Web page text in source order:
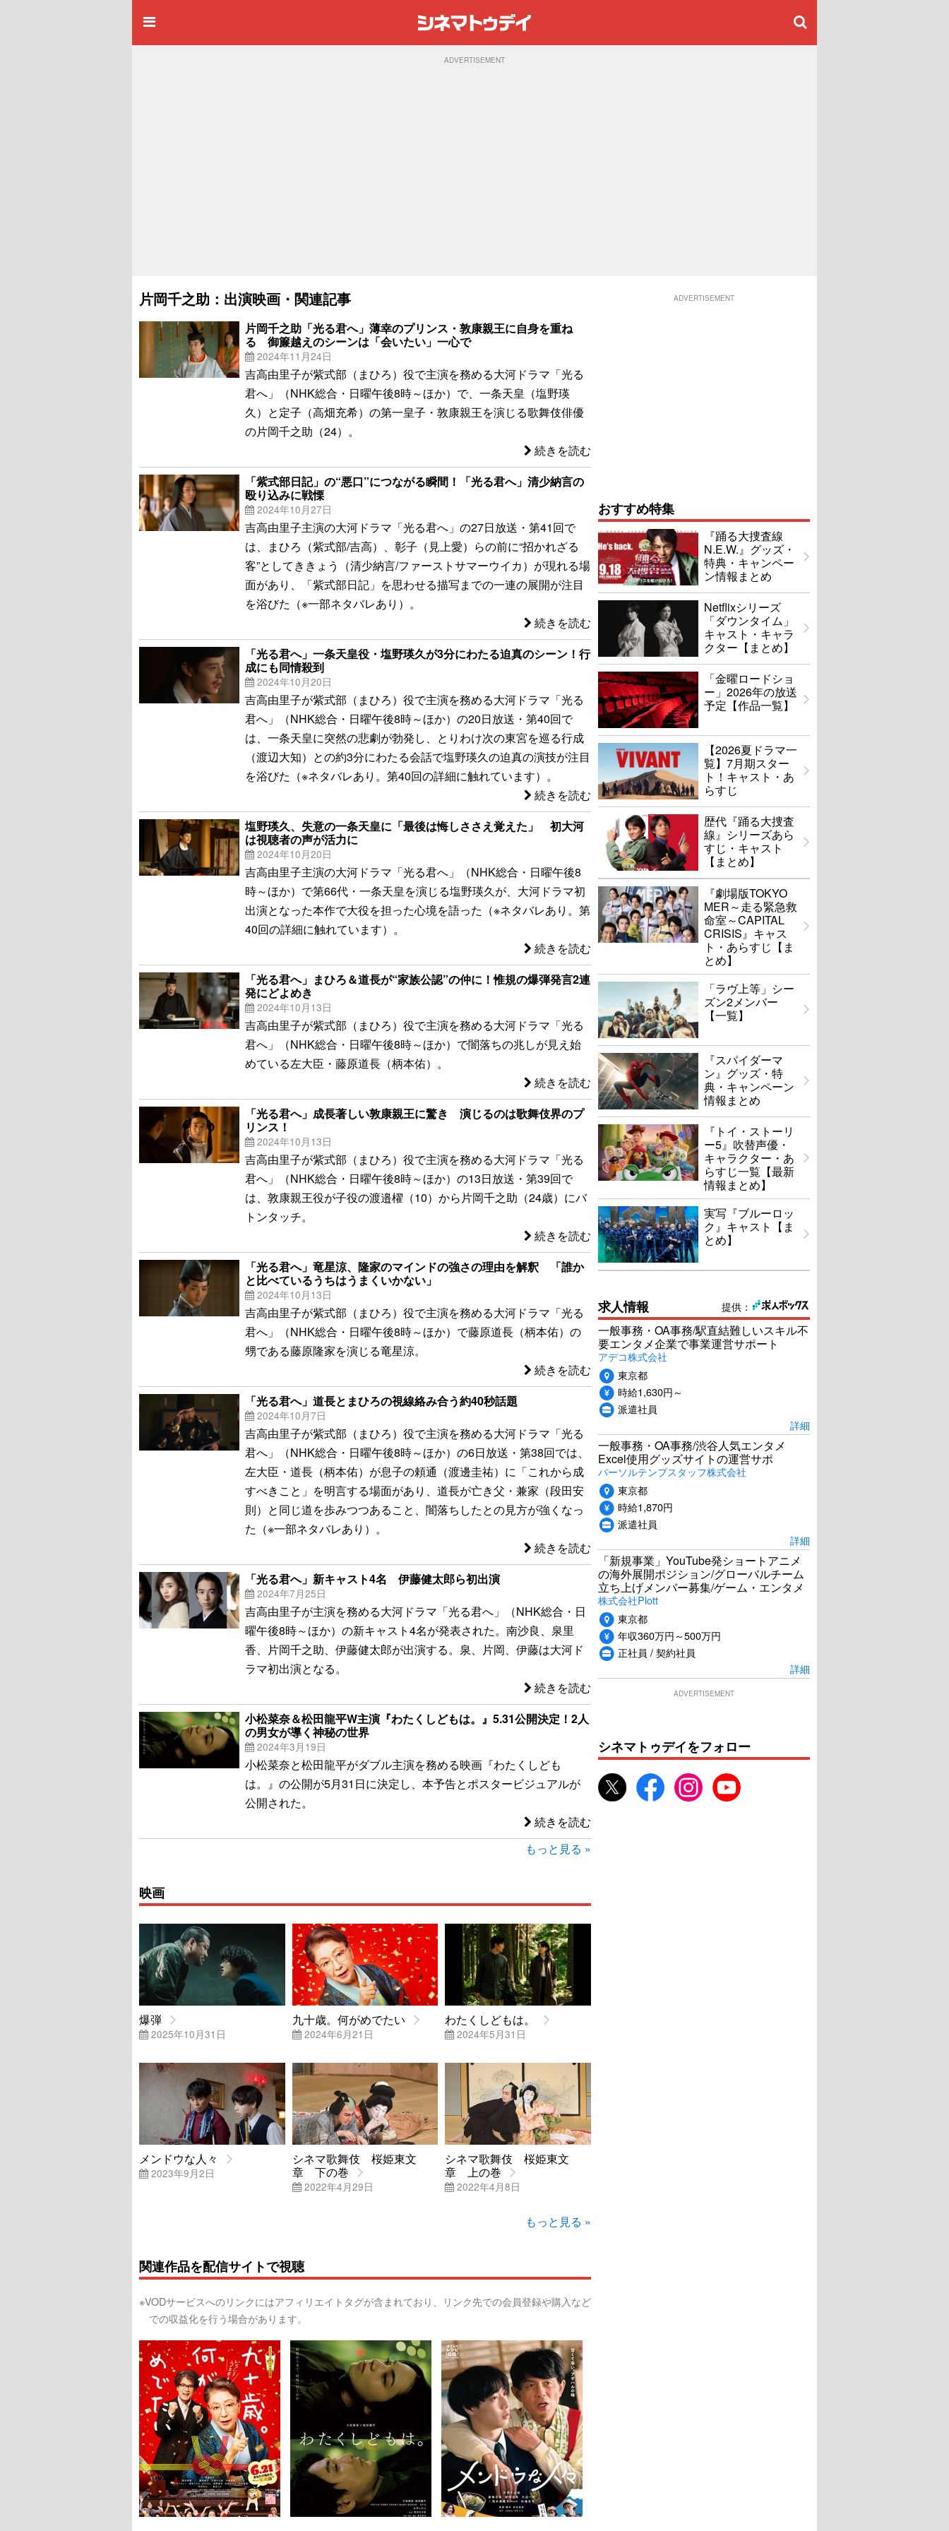
ADVERTISEMENT
片岡千之助：出演映画・関連記事
片岡千之助「光る君へ」薄幸のプリンス・敦康親王に自身を重ね
る 御簾越えのシーンは「会いたい」一心で
2024年11月24日
吉高由里子が紫式部（まひろ）役で主演を務める大河ドラマ「光る
君へ」（NHK総合・日曜午後8時～ほか）で、一条天皇（塩野瑛
久）と定子（高畑充希）の第一皇子・敦康親王を演じる歌舞伎俳優
の片岡千之助（24）。
続きを読む
「紫式部日記」の“悪口”につながる瞬間！「光る君へ」清少納言の
殴り込みに戦慄
2024年10月27日
吉高由里子主演の大河ドラマ「光る君へ」の27日放送・第41回で
は、まひろ（紫式部/吉高）、彰子（見上愛）らの前に“招かれざる
客”としてききょう（清少納言/ファーストサマーウイカ）が現れる場
面があり、「紫式部日記」を思わせる描写までの一連の展開が注目
を浴びた（※一部ネタバレあり）。
続きを読む
「光る君へ」一条天皇役・塩野瑛久が3分にわたる迫真のシーン！行
成にも同情殺到
2024年10月20日
吉高由里子が紫式部（まひろ）役で主演を務める大河ドラマ「光る
君へ」（NHK総合・日曜午後8時～ほか）の20日放送・第40回で
は、一条天皇に突然の悲劇が勃発し、とりわけ次の東宮を巡る行成
（渡辺大知）との約3分にわたる会話で塩野瑛久の迫真の演技が注目
を浴びた（※ネタバレあり。第40回の詳細に触れています）。
続きを読む
塩野瑛久、失意の一条天皇に「最後は悔しささえ覚えた」 初大河
は視聴者の声が活力に
2024年10月20日
吉高由里子主演の大河ドラマ「光る君へ」（NHK総合・日曜午後8
時～ほか）で第66代・一条天皇を演じる塩野瑛久が、大河ドラマ初
出演となった本作で大役を担った心境を語った（※ネタバレあり。第
40回の詳細に触れています）。
続きを読む
「光る君へ」まひろ＆道長が“家族公認”の仲に！惟規の爆弾発言2連
発にどよめき
2024年10月13日
吉高由里子が紫式部（まひろ）役で主演を務める大河ドラマ「光る
君へ」（NHK総合・日曜午後8時～ほか）で闇落ちの兆しが見え始
めている左大臣・藤原道長（柄本佑）。
続きを読む
「光る君へ」成長著しい敦康親王に驚き 演じるのは歌舞伎界のプ
リンス！
2024年10月13日
吉高由里子が紫式部（まひろ）役で主演を務める大河ドラマ「光る
君へ」（NHK総合・日曜午後8時～ほか）の13日放送・第39回で
は、敦康親王役が子役の渡邉櫂（10）から片岡千之助（24歳）にバ
トンタッチ。
続きを読む
「光る君へ」竜星涼、隆家のマインドの強さの理由を解釈 「誰か
と比べているうちはうまくいかない」
2024年10月13日
吉高由里子が紫式部（まひろ）役で主演を務める大河ドラマ「光る
君へ」（NHK総合・日曜午後8時～ほか）で藤原道長（柄本佑）の
甥である藤原隆家を演じる竜星涼。
続きを読む
「光る君へ」道長とまひろの視線絡み合う約40秒話題
2024年10月7日
吉高由里子が紫式部（まひろ）役で主演を務める大河ドラマ「光る
君へ」（NHK総合・日曜午後8時～ほか）の6日放送・第38回では、
左大臣・道長（柄本佑）が息子の頼通（渡邊圭祐）に「これから成
すべきこと」を明言する場面があり、道長が亡き父・兼家（段田安
則）と同じ道を歩みつつあること、闇落ちしたとの見方が強くなっ
た（※一部ネタバレあり）。
続きを読む
「光る君へ」新キャスト4名 伊藤健太郎ら初出演
2024年7月25日
吉高由里子が主演を務める大河ドラマ「光る君へ」（NHK総合・日
曜午後8時～ほか）の新キャスト4名が発表された。南沙良、泉里
香、片岡千之助、伊藤健太郎が出演する。泉、片岡、伊藤は大河ド
ラマ初出演となる。
続きを読む
小松菜奈＆松田龍平W主演『わたくしどもは。』5.31公開決定！2人
の男女が導く神秘の世界
2024年3月19日
小松菜奈と松田龍平がダブル主演を務める映画『わたくしども
は。』の公開が5月31日に決定し、本予告とポスタービジュアルが
公開された。
続きを読む
もっと見る »
映画
爆弾
2025年10月31日
九十歳。何がめでたい
2024年6月21日
わたくしどもは。
2024年5月31日
メンドウな人々
2023年9月2日
シネマ歌舞伎 桜姫東文
章 下の巻
2022年4月29日
シネマ歌舞伎 桜姫東文
章 上の巻
2022年4月8日
もっと見る »
関連作品を配信サイトで視聴
※VODサービスへのリンクにはアフィリエイトタグが含まれており、リンク先での会員登録や購入など
での収益化を行う場合があります。
ADVERTISEMENT
おすすめ特集
『踊る大捜査線
N.E.W.』グッズ・
特典・キャンペー
ン情報まとめ
Netflixシリーズ
「ダウンタイム」
キャスト・キャラ
クター【まとめ】
「金曜ロードショ
ー」2026年の放送
予定【作品一覧】
【2026夏ドラマ一
覧】7月期スター
ト！キャスト・あ
らすじ
歴代『踊る大捜査
線』シリーズあら
すじ・キャスト
【まとめ】
『劇場版TOKYO
MER～走る緊急救
命室～CAPITAL
CRISIS』キャス
ト・あらすじ【ま
とめ】
「ラヴ上等」シー
ズン2メンバー
【一覧】
『スパイダーマ
ン』グッズ・特
典・キャンペーン
情報まとめ
『トイ・ストーリ
ー5』吹替声優・
キャラクター・あ
らすじ一覧【最新
情報まとめ】
実写『ブルーロッ
ク』キャスト【ま
とめ】
提供：
求人情報
一般事務・OA事務/駅直結難しいスキル不
要エンタメ企業で事業運営サポート
アデコ株式会社
東京都
時給1,630円～
派遣社員
詳細
一般事務・OA事務/渋谷人気エンタメ
Excel使用グッズサイトの運営サポ
パーソルテンプスタッフ株式会社
東京都
時給1,870円
派遣社員
詳細
「新規事業」YouTube発ショートアニメ
の海外展開ポジション/グローバルチーム
立ち上げメンバー募集/ゲーム・エンタメ
株式会社Plott
東京都
年収360万円～500万円
正社員 / 契約社員
詳細
ADVERTISEMENT
シネマトゥデイをフォロー